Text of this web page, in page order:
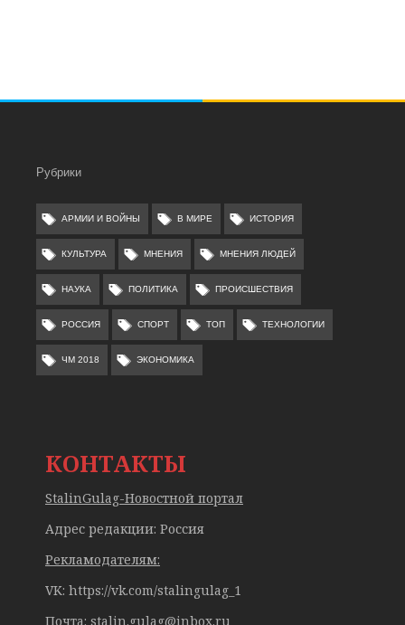
Рубрики
АРМИИ И ВОЙНЫ В МИРЕ ИСТОРИЯ
КУЛЬТУРА МНЕНИЯ МНЕНИЯ ЛЮДЕЙ
НАУКА ПОЛИТИКА ПРОИСШЕСТВИЯ
РОССИЯ СПОРТ ТОП ТЕХНОЛОГИИ
ЧМ 2018 ЭКОНОМИКА
КОНТАКТЫ
StalinGulag-Новостной портал
Адрес редакции: Россия
Рекламодателям:
VK: https://vk.com/stalingulag_1
Почта: stalin.gulag@inbox.ru